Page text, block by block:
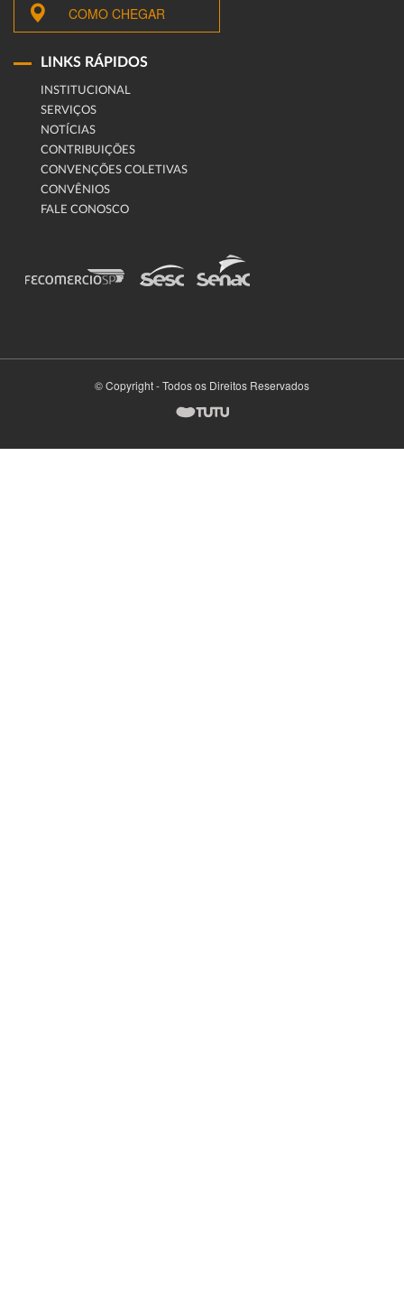
COMO CHEGAR
LINKS RÁPIDOS
INSTITUCIONAL
SERVIÇOS
NOTÍCIAS
CONTRIBUIÇÕES
CONVENÇÕES COLETIVAS
CONVÊNIOS
FALE CONOSCO
© Copyright - Todos os Direitos Reservados